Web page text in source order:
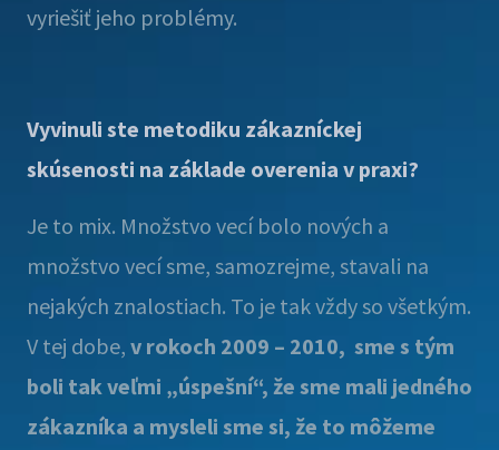
vyriešiť jeho problémy.
Vyvinuli ste metodiku zákazníckej
skúsenosti na základe overenia v praxi?
Je to mix. Množstvo vecí bolo nových a
množstvo vecí sme, samozrejme, stavali na
nejakých znalostiach. To je tak vždy so všetkým.
V tej dobe, v rokoch 2009 – 2010, sme s tým
boli tak veľmi „úspešní“, že sme mali jedného
zákazníka a mysleli sme si, že to môžeme